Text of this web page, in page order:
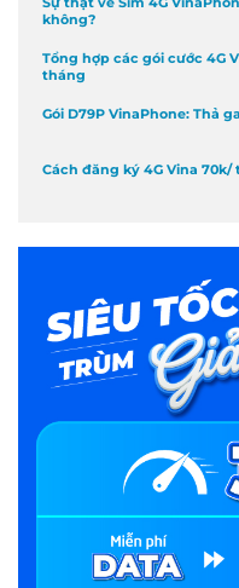
không?
Tổng hợp các gói cước 4G
tháng
Gói D79P VinaPhone: Thả
Cách đăng ký 4G Vina 70k/